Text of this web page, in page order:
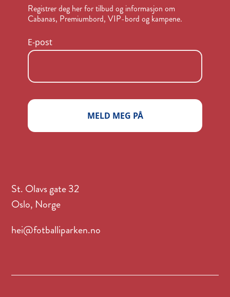
Registrer deg her for tilbud og informasjon om
Cabanas, Premiumbord, VIP-bord og kampene.
E-post
MELD MEG PÅ
St. Olavs gate 32
Oslo, Norge
hei@fotballiparken.no